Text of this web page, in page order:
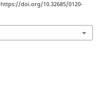
https://doi.org/10.32685/0120-